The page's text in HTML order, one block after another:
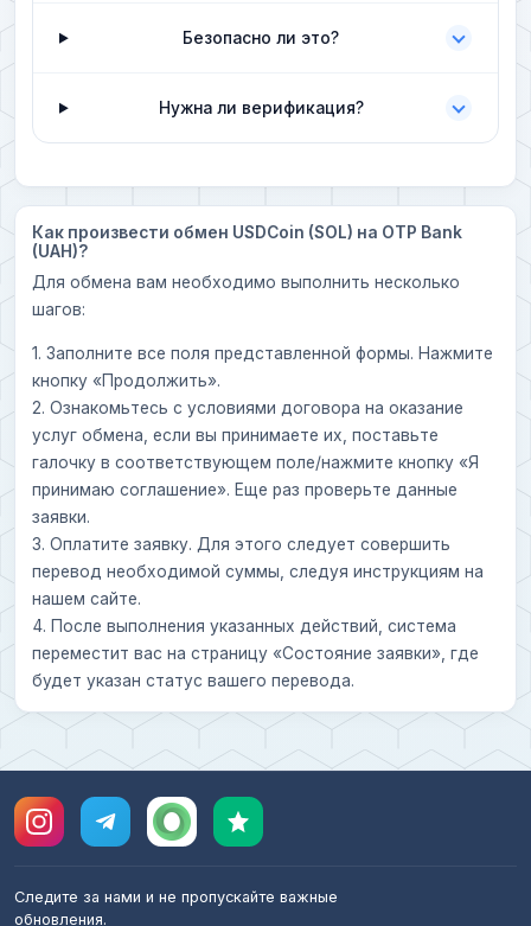
Безопасно ли это?
Нужна ли верификация?
Как произвести обмен USDCoin (SOL) на OTP Bank
(UAH)?
Для обмена вам необходимо выполнить несколько
шагов:
1. Заполните все поля представленной формы. Нажмите
кнопку «Продолжить».
2. Ознакомьтесь с условиями договора на оказание
услуг обмена, если вы принимаете их, поставьте
галочку в соответствующем поле/нажмите кнопку «Я
принимаю соглашение». Еще раз проверьте данные
заявки.
3. Оплатите заявку. Для этого следует совершить
перевод необходимой суммы, следуя инструкциям на
нашем сайте.
4. После выполнения указанных действий, система
переместит вас на страницу «Состояние заявки», где
будет указан статус вашего перевода.
Следите за нами и не пропускайте важные
обновления.